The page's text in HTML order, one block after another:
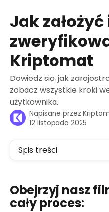
Jak założyć
Kriptomat
Dowiedz się, jak
zobacz wszystkie kroki
użytkownika.
Napisane przez
12 listopada 2025
Spis treści
Obejrzyj nasz
cały proces: